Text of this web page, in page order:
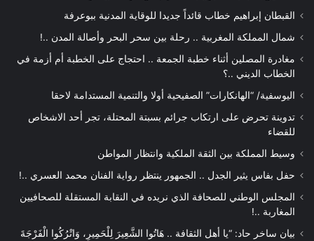
القبطان إبراهيم خطاب قائداً جديدا للوقاية المدنية ببوعرفة
شمال المملكة المغربية .. رحلة بين سحر البحر وأصالة المدن ..!
مغادرة المصلين أثناء خطبة الجمعة .. احتجاج على الخطبة أم أزمة في
الخطاب الديني ..؟
اليوسفية/ “الهانكارات” الصفيحية أولا والتنمية المستدامة لاحقا
تدوينة تحرض على ارتكاب جرائم بسبتة المحتلة، تجر أحد الاشخاص
للقضاء
وسيط المملكة بين الثقة الملكية وانتظار المواطن
حفل بفاس يثير الجدل .. الجمهور ينتظر رواية الفنان محمد العسري ..!
المجلس الوطني للصحافة الذي نريده في النقابة المستقلة للصحافيين
المغاربة ..!
بيان ساخر حاد: “يا أهل الثقافة .. هَاتُوا الشَّعِيرَ لِلْحَمِيرِ، وَاتْرُكُوا الْفَرْجَةَ